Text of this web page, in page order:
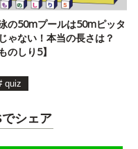
の50mプールは50mピッタ
ゃない！本当の長さは？
のしり5】
quiz
シェア